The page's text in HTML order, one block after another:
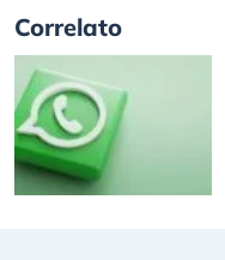
Correlato